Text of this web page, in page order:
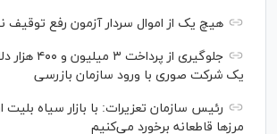
هیچ یک از اموال سردار آزمون رفع
جلوگیری از
یک شرکت صوری با ورود سازمان بازرسی
رئیس سازمان تعزیرات: با بازار سیاه بلیت
مرز‌ها قاطعانه برخورد می‌کنیم